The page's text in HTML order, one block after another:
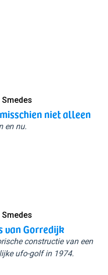
Smedes
niet alleen
en nu.
Smedes
van Gorredijk
constructie van een
ufo-golf in 1974.